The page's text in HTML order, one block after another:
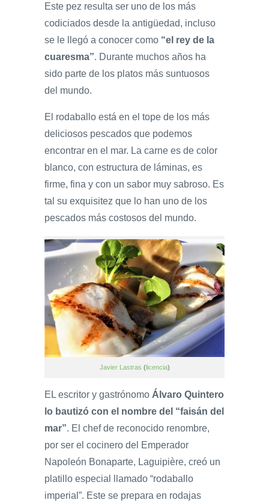
Este pez resulta ser uno de los más
codiciados desde la antigüedad, incluso
se le llegó a conocer como “el rey de la
cuaresma”. Durante muchos años ha
sido parte de los platos más suntuosos
del mundo.
El rodaballo está en el tope de los más
deliciosos pescados que podemos
encontrar en el mar. La carne es de color
blanco, con estructura de láminas, es
firme, fina y con un sabor muy sabroso. Es
tal su exquisitez que lo han uno de los
pescados más costosos del mundo.
Javier Lastras (licencia)
EL escritor y gastrónomo Álvaro Quintero
lo bautizó con el nombre del “faisán del
mar”. El chef de reconocido renombre,
por ser el cocinero del Emperador
Napoleón Bonaparte, Laguipière, creó un
platillo especial llamado “rodaballo
imperial”. Este se prepara en rodajas